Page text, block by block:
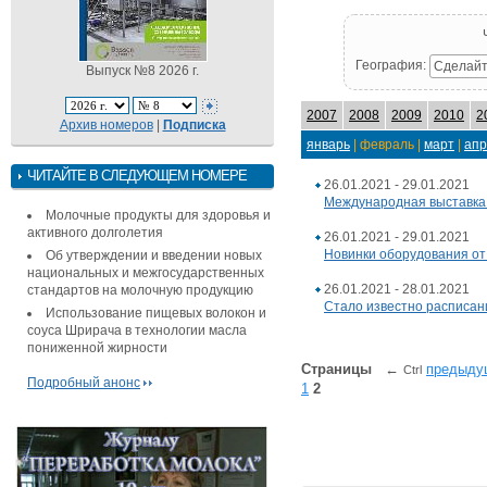
Выпуск №8 2026 г.
Архив номеров| Подписка
ЧИТАЙТЕ В СЛЕДУЮЩЕМ НОМЕРЕ
Молочные продукты для здоровья и
активного долголетия
Об утверждении и введении новых
национальных и межгосударственных
стандартов на молочную продукцию
Использование пищевых волокон и
соуса Шрирача в технологии масла
пониженной жирности
Подробный анонс
География:
2007 2008 2009 2010
январь | февраль | март
26.01.2021 - 29.01.2021
Международная
26.01.2021 - 29.01.2021
Новинки оборудования
26.01.2021 - 28.01.2021
Стало известно
Страницы ← Ctrl
1 2